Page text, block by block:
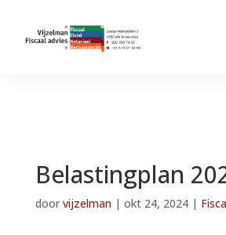
Belastingplan
door vijzelman| okt 24, 2024|